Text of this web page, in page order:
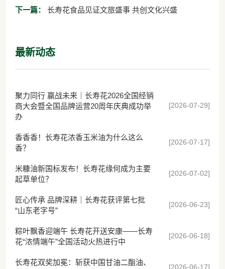
“10强”首位
下一篇： 长寿花食品见证文旅盛事 共创文化兴盛
最新动态
聚力同行 赢战未来｜长寿花2026全国经销
商大会暨全国品牌运营20周年庆典成功举
办
[2026-07-29]
香香香！长寿花浓香玉米油为什么这么
香？
[2026-07-17]
米糠油新国标发布！长寿花缘何成为主要
起草单位？
[2026-07-02]
匠心传承 品牌深耕｜长寿花获评第七批
“山东老字号”
[2026-06-23]
粽叶飘香迎端午 长寿花开送安康——长寿
花“浓情端午”全国活动火热进行中
[2026-06-18]
长寿花双奖加冕：斩获中国甘油二酯油、
[2026-06-17]